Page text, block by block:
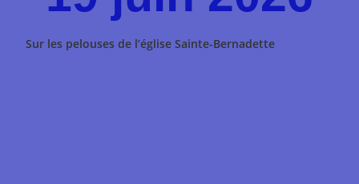
Sur les pelouses de l’église Sainte-Bernadette